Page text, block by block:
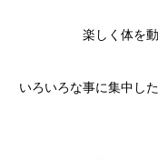
楽しく体を
いろいろな事に集中し